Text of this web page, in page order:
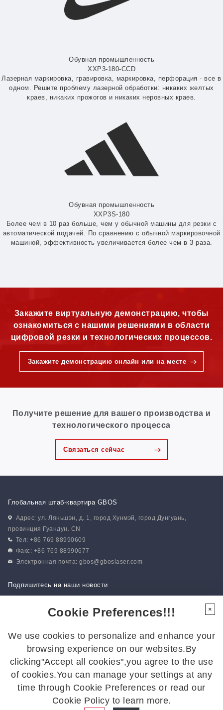
Обувная промышленность
XXP3-180-CCD
Лазерная маркировка, гравировка, маркировка, перфорация - все в
одном. Решите проблему лазерной обработки: никаких желтых
краев, никаких прожогов и никаких неровных краев.
Обувная промышленность
XXP3S-180
Более чем в 10 раз больше, чем у обычной машины для резки с
автоматической подачей. По сравнению с обычной маркировочной
машиной, эффективность увеличивается более чем в 3 раза.
Закажите виртуальную демонстрацию, чтобы
ознакомиться с нашими решениями в области
цифровой резки и технологических процессов.
Закажите демонстрацию онлайн или на месте
Получите решение для вашего производства и
технологического процесса
Связаться сейчас
Глобальная штаб-квартира GBOS
Адрес: ул. Ляньшэн, д. 1, город Хунмэй, город Дунгуань,
провинция Гуандун. CN
Тел: +86 769 88990609
Факс: +86 769 88990677
Электронная почта:gbos@gboslaser.com
Подпишитесь на наши новости
Подписывайтесь на нас, чтобы быть в курсе последних новостей:
© 2026 GBOS. Все права защищены. Политика
Cookie Preferences!!!
We use cookies to personalize and enhance your
browsing experience on our websites.By
clicking"Accept all cookies",you agree to the use
of cookies.You can manage your settings at any
time through Cookie Preferences or read our
Cookie Policy to learn more.
×